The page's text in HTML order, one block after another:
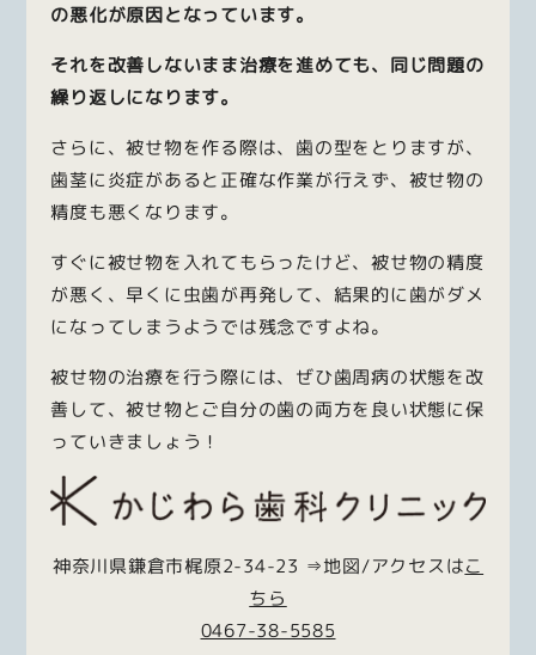
の悪化が原因となっています。
それを改善しないまま治療を進めても、同じ問題の
繰り返しになります。
さらに、被せ物を作る際は、歯の型をとりますが、
歯茎に炎症があると正確な作業が行えず、被せ物の
精度も悪くなります。
すぐに被せ物を入れてもらったけど、被せ物の精度
が悪く、早くに虫歯が再発して、結果的に歯がダメ
になってしまうようでは残念ですよね。
被せ物の治療を行う際には、ぜひ歯周病の状態を改
善して、被せ物とご自分の歯の両方を良い状態に保
っていきましょう！
神奈川県鎌倉市梶原2-34-23 ⇒地図/アクセスはこ
ちら
0467-38-5585